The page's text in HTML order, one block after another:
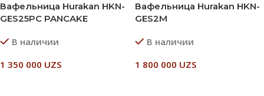
Вафельница Hurakan HKN-
GES25PC PANCAKE
В наличии
1 350 000 UZS
Вафельница Hurakan HKN-
GES2M
В наличии
1 800 000 UZS